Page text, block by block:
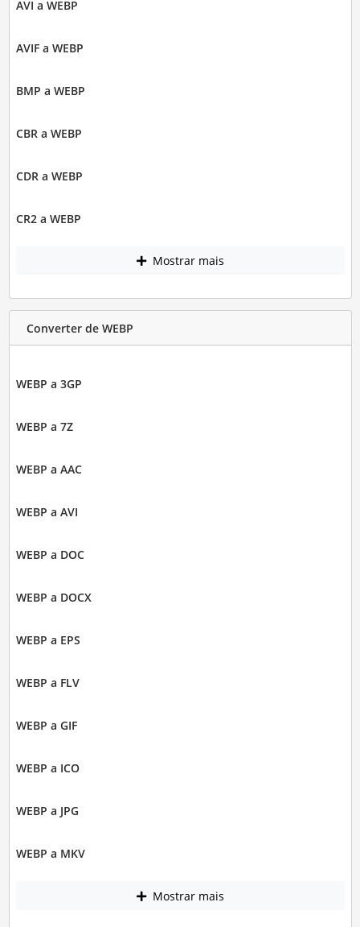
AVI a WEBP
AVIF a WEBP
BMP a WEBP
CBR a WEBP
CDR a WEBP
CR2 a WEBP
Mostrar mais
Converter de WEBP
WEBP a 3GP
WEBP a 7Z
WEBP a AAC
WEBP a AVI
WEBP a DOC
WEBP a DOCX
WEBP a EPS
WEBP a FLV
WEBP a GIF
WEBP a ICO
WEBP a JPG
WEBP a MKV
Mostrar mais